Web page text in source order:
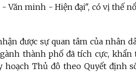
Văn minh - Hiện đại", có vị thế
được sự quan tâm của nhân
thành phố đã tích cực,
Thủ đô theo Quyết định